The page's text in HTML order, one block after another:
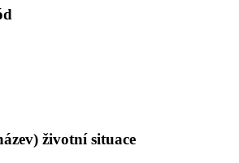
životní situace